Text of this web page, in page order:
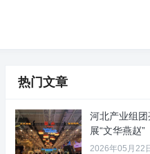
热门文章
河北产业组
展“文华燕赵”
2026年05月22